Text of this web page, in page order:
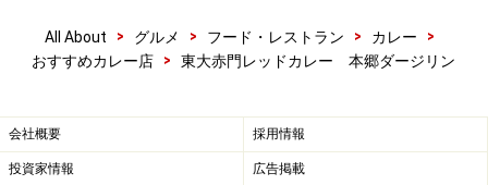
All About > グルメ > フード・レストラン > カレー
>
おすすめカレー店
> 東大赤門レッドカレー 本郷ダージリン
会社概要 採用情報
投資家情報 広告掲載